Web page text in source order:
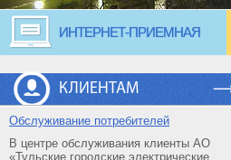
ИНТЕРНЕТ-ПРИЕМНАЯ
КЛИЕНТАМ
Обслуживание потребителей
В центре обслуживания клиенты АО
«Тульские городские электрические